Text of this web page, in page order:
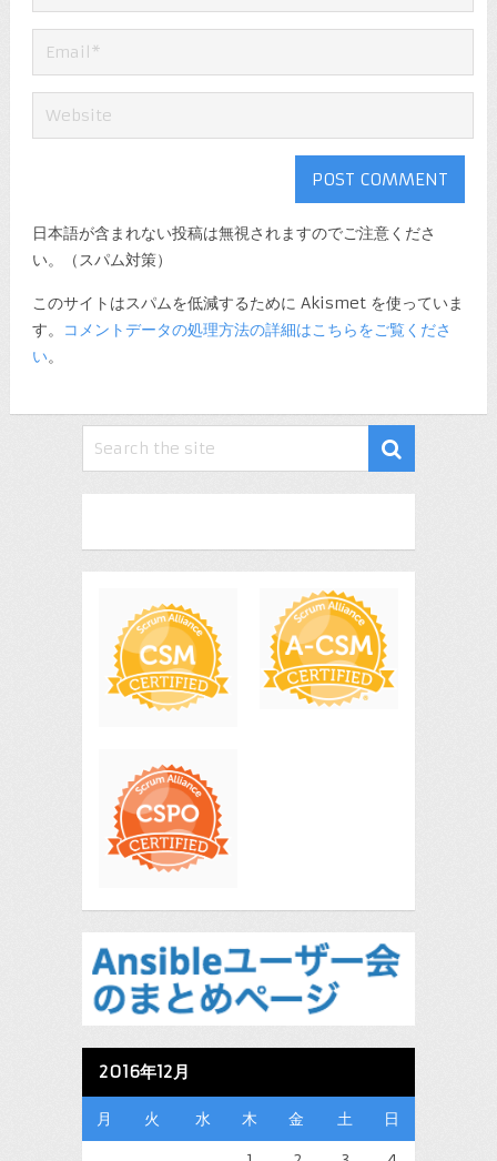
日本語が含まれない投稿は無視されますのでご注意くださ
い。（スパム対策）
このサイトはスパムを低減するために Akismet を使っていま
す。
コメントデータの処理方法の詳細はこちらをご覧くださ
い。
2016年12月
月 火 水 木 金 土 日